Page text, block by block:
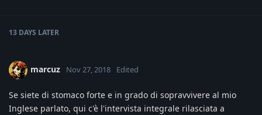
13 DAYS LATER
marcuz Nov 27, 2018 Edited
Se siete di stomaco forte e in grado di sopravvivere al mio
Inglese parlato, qui c'è l'intervista integrale rilasciata a